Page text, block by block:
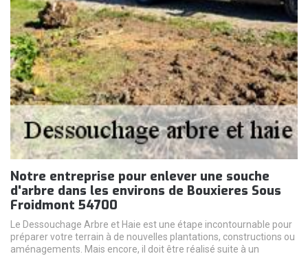
Notre entreprise pour enlever une souche
d'arbre dans les environs de Bouxieres Sous
Froidmont 54700
Le Dessouchage Arbre et Haie est une étape incontournable pour
préparer votre terrain à de nouvelles plantations, constructions ou
aménagements. Mais encore, il doit être réalisé suite à un